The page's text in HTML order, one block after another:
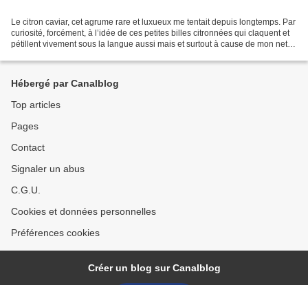
Le citron caviar, cet agrume rare et luxueux me tentait depuis longtemps. Par
curiosité, forcément, à l’idée de ces petites billes citronnées qui claquent et
pétillent vivement sous la langue aussi mais et surtout à cause de mon net
Hébergé par Canalblog
Top articles
Pages
Contact
Signaler un abus
C.G.U.
Cookies et données personnelles
Préférences cookies
Créer un blog sur Canalblog